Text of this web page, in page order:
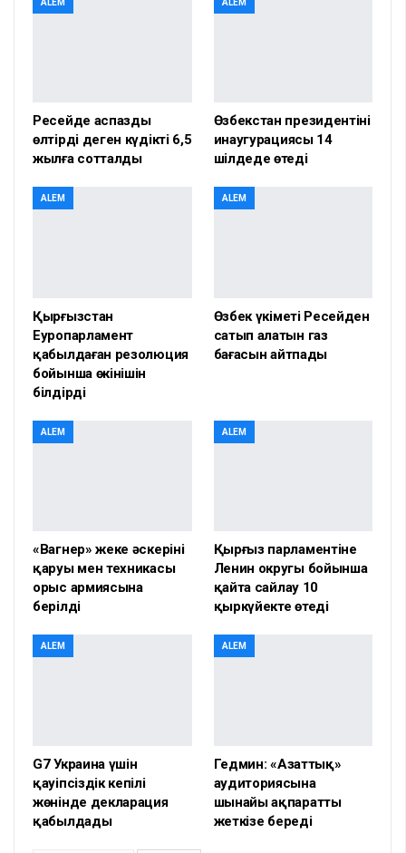
ALEM
Ресейде аспазды
өлтірді деген күдікті 6,5
жылға сотталды
ALEM
Өзбекстан президентінің
инаугурациясы 14
шілдеде өтеді
ALEM
Қырғызстан
Еуропарламент
қабылдаған резолюция
бойынша өкінішін
білдірді
ALEM
Өзбек үкіметі Ресейден
сатып алатын газ
бағасын айтпады
ALEM
«Вагнер» жеке әскерінің
қаруы мен техникасы
орыс армиясына
берілді
ALEM
Қырғыз парламентіне
Ленин округы бойынша
қайта сайлау 10
қыркүйекте өтеді
ALEM
G7 Украина үшін
қауіпсіздік кепілі
жөнінде декларация
қабылдады
ALEM
Гедмин: «Азаттық»
аудиториясына
шынайы ақпаратты
жеткізе береді